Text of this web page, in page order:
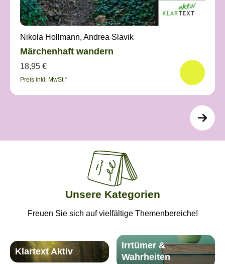
Nikola Hollmann, Andrea Slavik
Märchenhaft wandern
18,95 €
Preis inkl. MwSt.*
Unsere Kategorien
Freuen Sie sich auf vielfältige Themenbereiche!
Klartext Aktiv
Irrtümer &
Wahrheiten